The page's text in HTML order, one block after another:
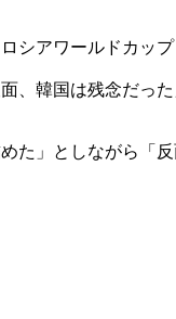
アワールドカッ
韓国は残念だっ
」としながら「